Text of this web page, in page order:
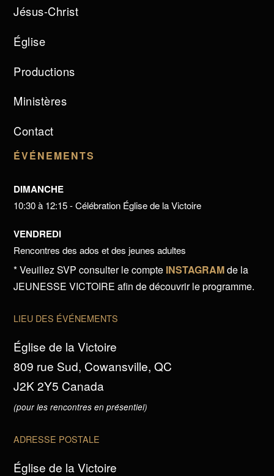
Jésus-Christ
Église
Productions
Ministères
Contact
ÉVÉNEMENTS
DIMANCHE
10:30 à 12:15 - Célébration Église de la Victoire
VENDREDI
Rencontres des ados et des jeunes adultes
* Veuillez SVP consulter le compte INSTAGRAMde la
JEUNESSE VICTOIRE afin de découvrir le programme.
LIEU DES ÉVÉNEMENTS
Église de la Victoire
809 rue Sud, Cowansville, QC
J2K 2Y5 Canada
(pour les rencontres en présentiel)
ADRESSE POSTALE
Église de la Victoire